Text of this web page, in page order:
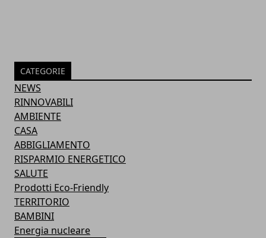
CATEGORIE
NEWS
RINNOVABILI
AMBIENTE
CASA
ABBIGLIAMENTO
RISPARMIO ENERGETICO
SALUTE
Prodotti Eco-Friendly
TERRITORIO
BAMBINI
Energia nucleare